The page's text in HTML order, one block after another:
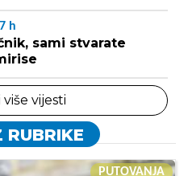
7 h
sami stvarate
više vijesti
RUBRIKE
PUTOVANJA